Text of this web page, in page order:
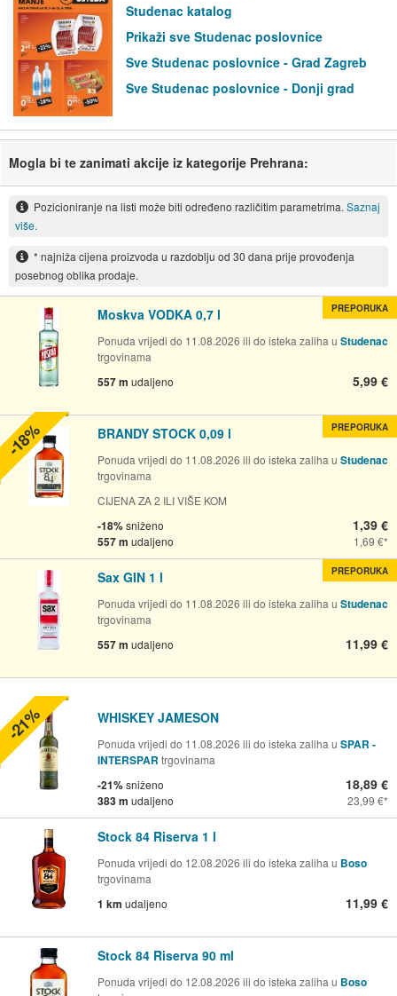
Studenac katalog
Prikaži sve Studenac poslovnice
Sve Studenac poslovnice - Grad Zagreb
Sve Studenac poslovnice - Donji grad
Mogla bi te zanimati akcije iz kategorije Prehrana:
Pozicioniranje na listi može biti određeno različitim parametrima. Saznaj
više.
* najniža cijena proizvoda u razdoblju od 30 dana prije provođenja
posebnog oblika prodaje.
Moskva VODKA 0,7 l
Ponuda vrijedi do 11.08.2026 ili do isteka zaliha u Studenac
trgovinama
557 m udaljeno 5,99 €
PREPORUKA
BRANDY STOCK 0,09 l
Ponuda vrijedi do 11.08.2026 ili do isteka zaliha u Studenac
trgovinama
CIJENA ZA 2 ILI VIŠE KOM
-18%sniženo
557 m udaljeno
1,39 €
1,69 €
PREPORUKA
-18%
Sax GIN 1 l
Ponuda vrijedi do 11.08.2026 ili do isteka zaliha u Studenac
trgovinama
557 m udaljeno 11,99 €
PREPORUKA
WHISKEY JAMESON
Ponuda vrijedi do 11.08.2026 ili do isteka zaliha u SPAR -
INTERSPAR trgovinama
-21%sniženo
383 m udaljeno
18,89 €
23,99 €
-21%
Stock 84 Riserva 1 l
Ponuda vrijedi do 12.08.2026 ili do isteka zaliha u Boso
trgovinama
1 km udaljeno 11,99 €
Stock 84 Riserva 90 ml
Ponuda vrijedi do 12.08.2026 ili do isteka zaliha u Boso